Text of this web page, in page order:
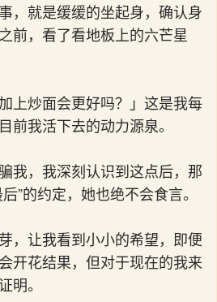
，就是缓缓的坐起身，确认身
前，看了看地板上的六芒星
上炒面会更好吗？」这是我每
前我活下去的动力源泉。
我，我深刻认识到这点后，那
”的约定，她也绝不会食言。
，让我看到小小的希望，即便
开花结果，但对于现在的我来
明。